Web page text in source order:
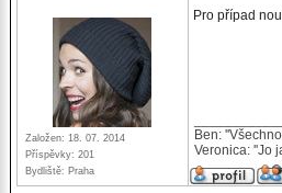
Založen: 18. 07. 2014
Příspěvky: 201
Bydliště: Praha
Pro případ
Ben:
Veronica: ''Jo